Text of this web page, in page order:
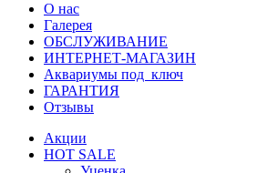
О нас
Галерея
ОБСЛУЖИВАНИЕ
ИНТЕРНЕТ-МАГАЗИН
Аквариумы под ключ
ГАРАНТИЯ
Отзывы
Акции
HOT SALE